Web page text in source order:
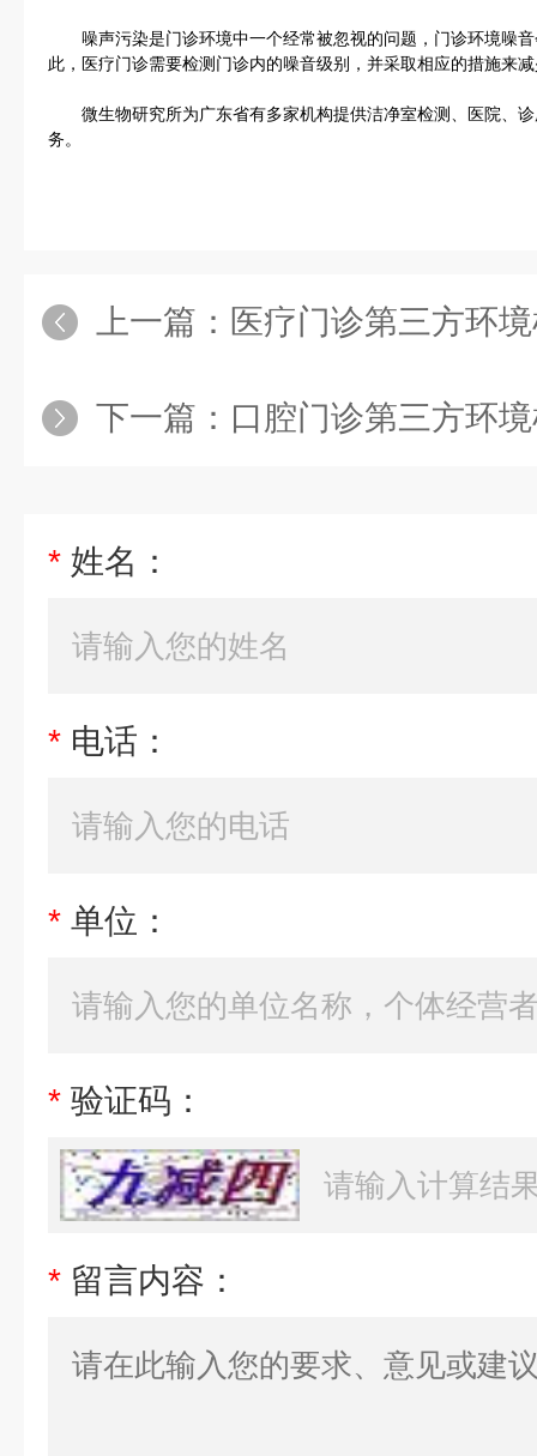
噪声污染是门诊环境中一个经常被忽视的问题，门诊环境噪音
此，医疗门诊需要检测门诊内的噪音级别，并采取相应的措施来
微生物研究所为广东省有多家机构提供洁净室检测、医院、诊
务。
上一篇： 医疗门诊第三方环
下一篇： 口腔门诊第三方环
* 姓名：
* 电话：
* 单位：
* 验证码：
* 留言内容：